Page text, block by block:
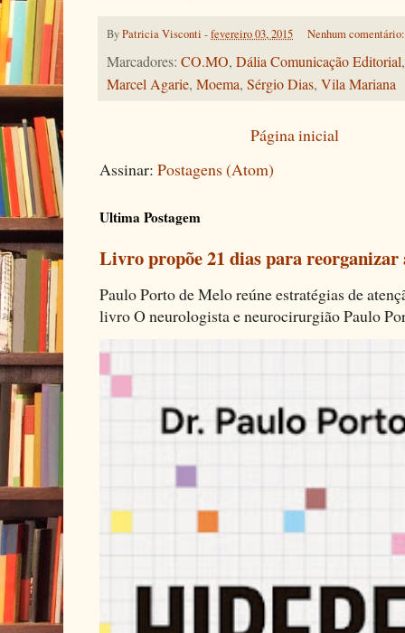
ByPatricia Visconti -fevereiro 03, 2015 Nenhum
Marcadores: CO.MO, Dália Comunicação Editorial
Marcel Agarie, Moema, Sérgio Dias, Vila Mariana
Página inicial
Assinar: Postagens (Atom)
Ultima Postagem
Livro propõe 21 dias para
Paulo Porto de Melo reúne estratégias de
livro O neurologista e neurocirurgião Paulo